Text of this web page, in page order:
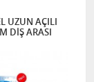
UZUN AÇILI
DİŞ ARASI